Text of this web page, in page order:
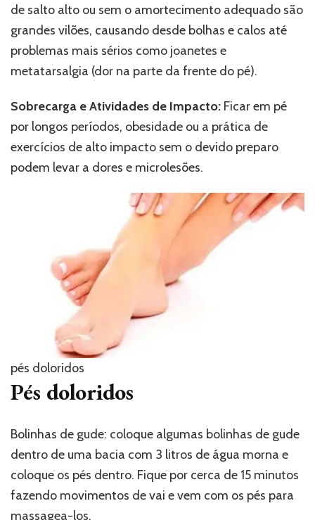
de salto alto ou sem o amortecimento adequado são
grandes vilões, causando desde bolhas e calos até
problemas mais sérios como joanetes e
metatarsalgia (dor na parte da frente do pé).
Sobrecarga e Atividades de Impacto: Ficar em pé
por longos períodos, obesidade ou a prática de
exercícios de alto impacto sem o devido preparo
podem levar a dores e microlesões.
pés doloridos
Pés doloridos
Bolinhas de gude: coloque algumas bolinhas de gude
dentro de uma bacia com 3 litros de água morna e
coloque os pés dentro. Fique por cerca de 15 minutos
fazendo movimentos de vai e vem com os pés para
massagea-los.